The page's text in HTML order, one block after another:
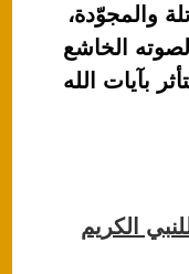
والمجوّدة،
الخاشع
بآيات الله
الكريم